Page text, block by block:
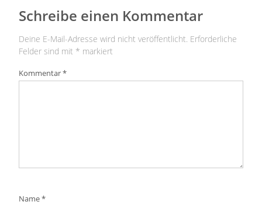
Schreibe einen Kommentar
Deine E-Mail-Adresse wird nicht veröffentlicht. Erforderliche
Felder sind mit * markiert
Kommentar*
Name*